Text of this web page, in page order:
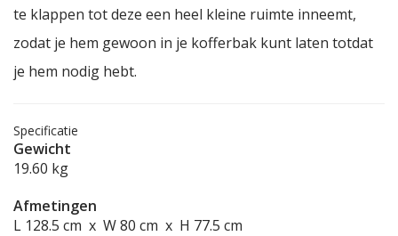
te klappen tot deze een ​​heel kleine ruimte inneemt,
zodat je hem gewoon in je kofferbak kunt laten totdat
je hem nodig hebt.
Specificatie
Gewicht
19.60 kg
Afmetingen
L 128.5 cm x W 80 cm x H 77.5 cm